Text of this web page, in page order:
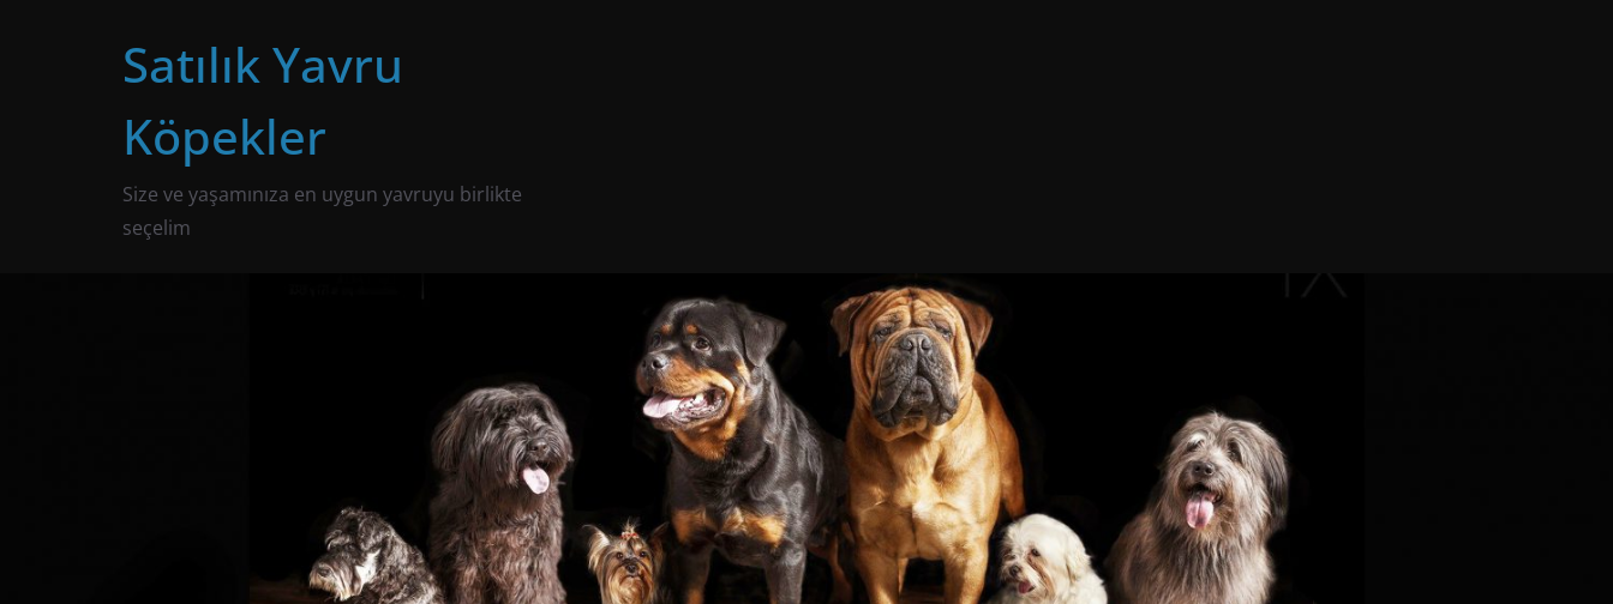
Satılık Yavru
Köpekler
Size ve yaşamınıza en uygun yavruyu birlikte
seçelim